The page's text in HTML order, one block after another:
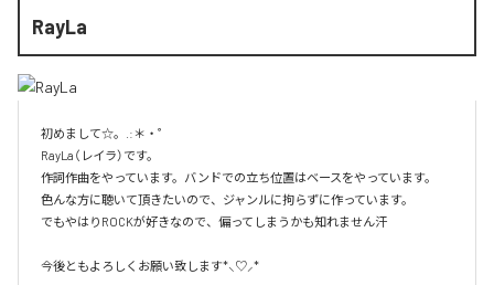
RayLa
初めまして☆。.:＊・゜
RayLa（レイラ）です。
作詞作曲をやっています。バンドでの立ち位置はベースをやっています。
色んな方に聴いて頂きたいので、ジャンルに拘らずに作っています。
でもやはりROCKが好きなので、偏ってしまうかも知れません汗
今後ともよろしくお願い致します*⸜♡⸝*